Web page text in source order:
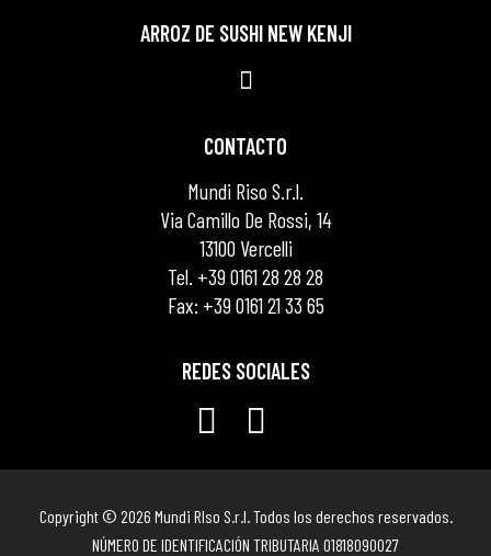
ARROZ DE SUSHI NEW KENJI
CONTACTO
Mundi Riso S.r.l.
Via Camillo De Rossi, 14
13100 Vercelli
Tel. +39 0161 28 28 28
Fax: +39 0161 21 33 65
REDES SOCIALES
Copyright © 2026 Mundi RIso S.r.l. Todos los derechos reservados.
NÚMERO DE IDENTIFICACIÓN TRIBUTARIA 01818090027